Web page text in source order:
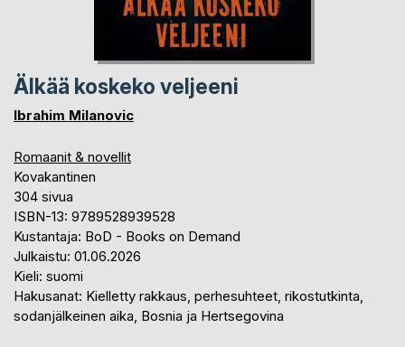
Älkää koskeko veljeeni
Ibrahim Milanovic
Romaanit & novellit
Kovakantinen
304 sivua
ISBN-13: 9789528939528
Kustantaja: BoD - Books on Demand
Julkaistu: 01.06.2026
Kieli: suomi
Hakusanat: Kielletty rakkaus, perhesuhteet, rikostutkinta,
sodanjälkeinen aika, Bosnia ja Hertsegovina